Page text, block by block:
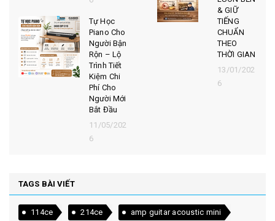
Tự Học
Piano Cho
Người Bận
Rộn – Lộ
Trình Tiết
Kiệm Chi
Phí Cho
Người Mới
Bắt Đầu
11/05/202
6
& GIỮ
TIẾNG
CHUẨN
THEO
THỜI GIAN
13/01/202
6
TAGS BÀI VIẾT
114ce 214ce amp guitar acoustic mini